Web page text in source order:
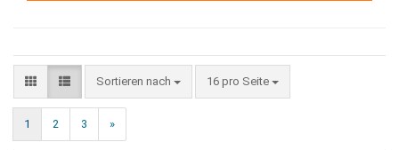
Sortieren nach 16 pro Seite
1 2 3 »